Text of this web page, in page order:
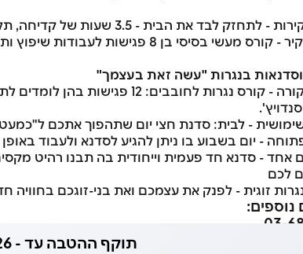
את הבית - 3.5 שעות של קדיחה, תליה, דיבלים, וווים, גבס, שפכטל והרבה כיף וסיפוק!
• ראש בקיר - קורס מעשי בסיסי בן 8
וסדנאות בנגרות "עשה זאת בעצמך"
• עובי הקורה - קורס נגרות
שימושית - לבית: סדנת חצי יום שתהפוך אתכם
- יום בשבוע בו ניתן להגיע לסדנא ולעבוד
אחד - סדנא חד פעמית וייחודית בה תבנו רהיט
לכם
זוגית - לפנק את עצמכם ואת בני-זוגכם בחוויה
נוספים:
03-
תוקף ההטבה עד - 06.09.2026